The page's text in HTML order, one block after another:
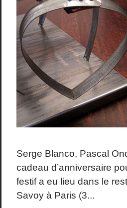
Serge Blanco, Pascal
cadeau d’anniversaire
festif a eu lieu dans le
Savoy à Paris (3...